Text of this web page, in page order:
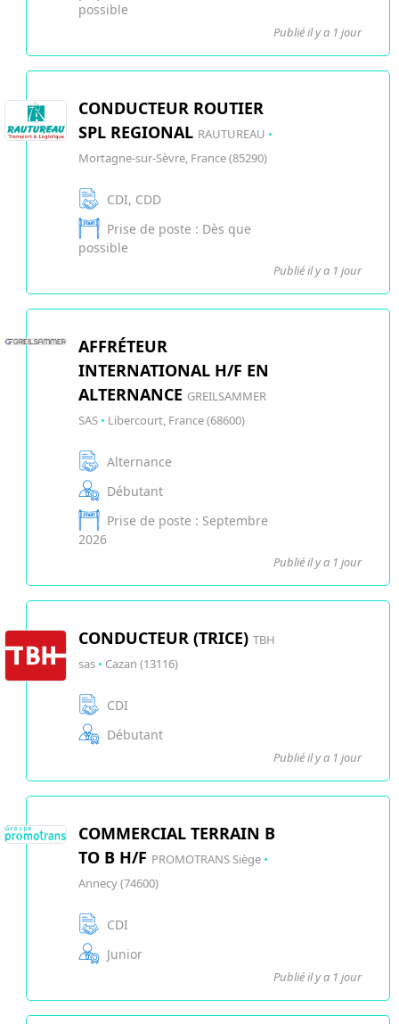
possible
Publié il y a 1 jour
CONDUCTEUR ROUTIER
SPL REGIONAL RAUTUREAU •
Mortagne-sur-Sèvre, France (85290)
CDI, CDD
Prise de poste : Dès que
possible
Publié il y a 1 jour
AFFRÉTEUR
INTERNATIONAL H/F EN
ALTERNANCE GREILSAMMER
SAS • Libercourt, France (68600)
Alternance
Débutant
Prise de poste : Septembre
2026
Publié il y a 1 jour
CONDUCTEUR (TRICE) TBH
sas • Cazan (13116)
CDI
Débutant
Publié il y a 1 jour
COMMERCIAL TERRAIN B
TO B H/F PROMOTRANS Siège •
Annecy (74600)
CDI
Junior
Publié il y a 1 jour